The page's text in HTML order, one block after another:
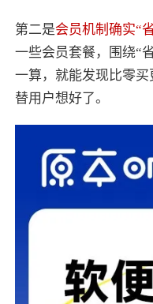
第二是会员机制确实“
一些会员套餐，围绕“
一算，就能发现比零
替用户想好了。